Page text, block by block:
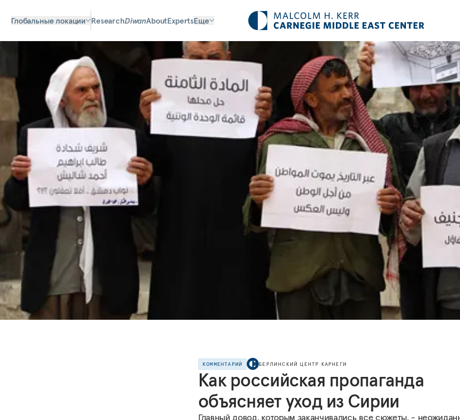
Глобальные локации ResearchDiwanAboutExpertsЕще
КОММЕНТАРИЙ БЕРЛИНСКИЙ ЦЕНТР КАРНЕГИ
Как российская пропаганда
объясняет уход из Сирии
Главный довод, которым заканчивались все сюжеты, -